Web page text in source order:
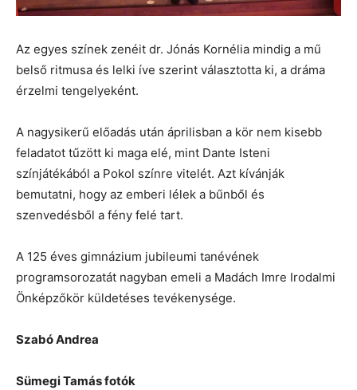
Az egyes színek zenéit dr. Jónás Kornélia mindig a mű
belső ritmusa és lelki íve szerint választotta ki, a dráma
érzelmi tengelyeként.
A nagysikerű előadás után áprilisban a kör nem kisebb
feladatot tűzött ki maga elé, mint Dante Isteni
színjátékából a Pokol színre vitelét. Azt kívánják
bemutatni, hogy az emberi lélek a bűnből és
szenvedésből a fény felé tart.
A 125 éves gimnázium jubileumi tanévének
programsorozatát nagyban emeli a Madách Imre Irodalmi
Önképzőkör küldetéses tevékenysége.
Szabó Andrea
Sümegi Tamás fotók